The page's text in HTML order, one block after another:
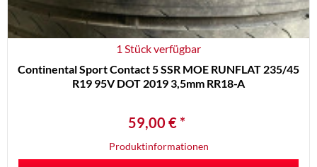
1 Stück verfügbar
Continental Sport Contact 5 SSR MOE RUNFLAT 235/45
R19 95V DOT 2019 3,5mm RR18-A
59,00 € *
Produktinformationen